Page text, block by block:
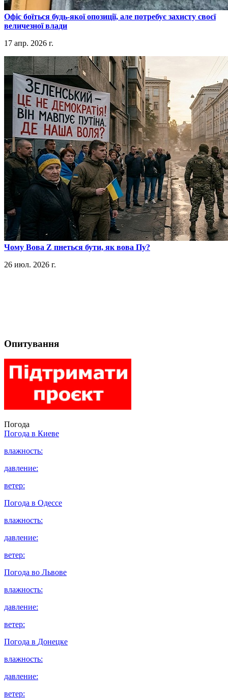
​Офіс боїться будь-якої опозиції, але потребує захисту своєї
величезної влади
17 апр. 2026 г.
​Чому Вова Z пнеться бути, як вова Пу?
26 июл. 2026 г.
Опитування
Погода
Погода в Киеве
влажность:
давление:
ветер:
Погода в Одессе
влажность:
давление:
ветер:
Погода во Львове
влажность:
давление:
ветер:
Погода в Донецке
влажность:
давление:
ветер: